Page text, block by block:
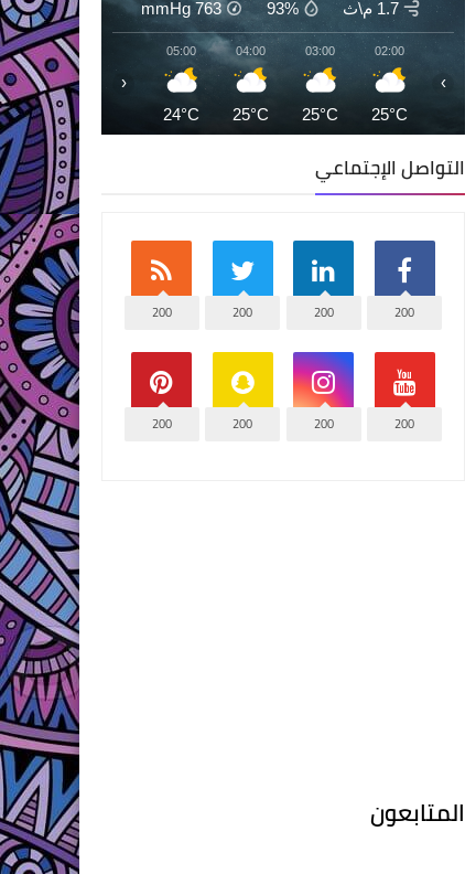
1.7 م\ث
93%
763
mmHg
02:00
25°C
03:00
25°C
04:00
25°C
05:00
24°C
07:00
24°C
‹ ›
التواصل الإجتماعي
200
200
200
200
200
200
200
200
المتابعون